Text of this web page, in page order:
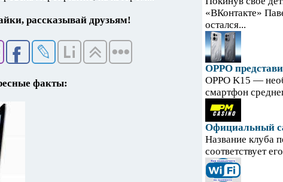
рассказывай друзьям!
факты:
«ВКонтакте»
остался...
OPPO
OPPO K15 —
смартфон
Официальный
Название клуба
соответствует